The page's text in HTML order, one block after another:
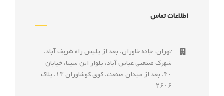
اطلاعات تماس
تهران، جاده خاوران، بعد از پليس راه شريف آباد،
شهرک صنعتى عباس آباد، بلوار ابن سينا، خيابان
۴۰، بعد از ميدان صنعت، كوی كوشاوران ۱۳، پلاک
۲۶۰۶